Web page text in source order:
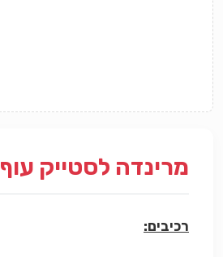
מרינדה לסטייק עוף
רכיבים: